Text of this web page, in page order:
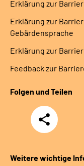
Erklärung zur
Erklärung zur
Gebärdensprache
Erklärung zur
Feedback zur
Folgen und Teilen
Teilen
Weitere wichtige